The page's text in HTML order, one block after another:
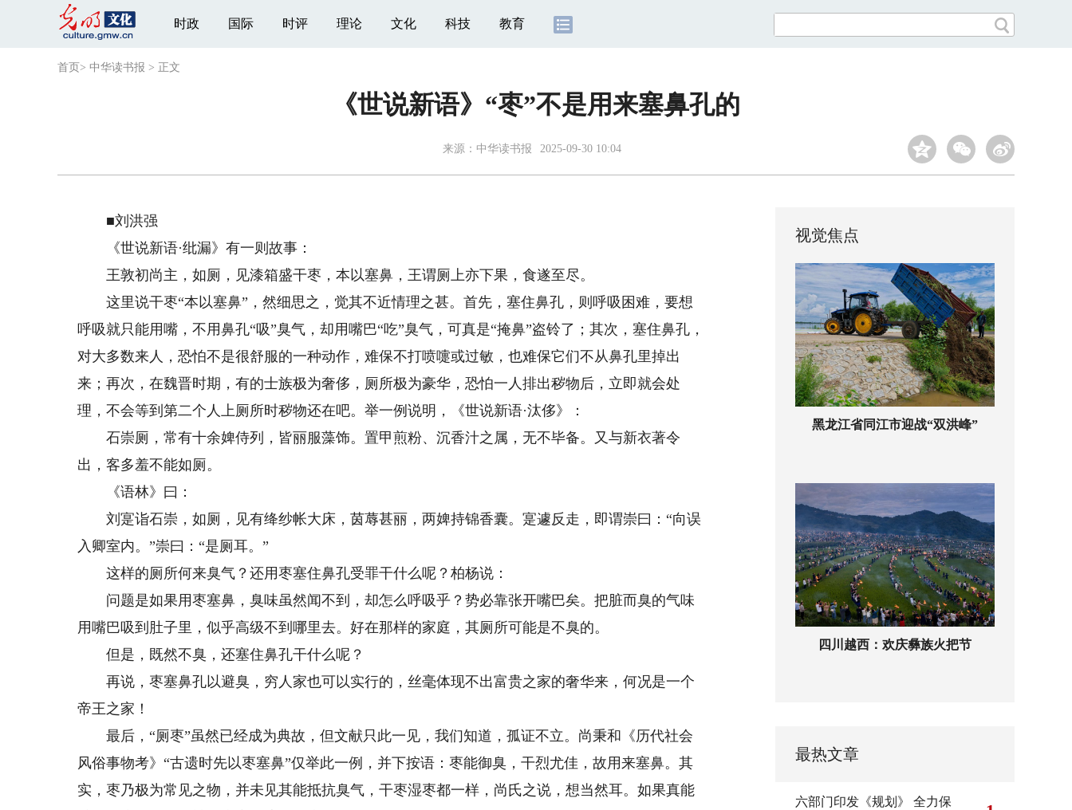
时政 国际 时评 理论 文化 科技 教育
首页 > 中华读书报 > 正文
《世说新语》“枣”不是用来塞鼻孔的
来源： 中华读书报 2025-09-30 10:04
■刘洪强
《世说新语·纰漏》有一则故事：
王敦初尚主，如厕，见漆箱盛干枣，本以塞鼻，王谓厕上亦下果，食遂至尽。
这里说干枣“本以塞鼻”，然细思之，觉其不近情理之甚。首先，塞住鼻孔，则呼吸困难，要想
呼吸就只能用嘴，不用鼻孔“吸”臭气，却用嘴巴“吃”臭气，可真是“掩鼻”盗铃了；其次，塞住鼻孔，
对大多数来人，恐怕不是很舒服的一种动作，难保不打喷嚏或过敏，也难保它们不从鼻孔里掉出
来；再次，在魏晋时期，有的士族极为奢侈，厕所极为豪华，恐怕一人排出秽物后，立即就会处
理，不会等到第二个人上厕所时秽物还在吧。举一例说明，《世说新语·汰侈》：
石崇厕，常有十余婢侍列，皆丽服藻饰。置甲煎粉、沉香汁之属，无不毕备。又与新衣著令
出，客多羞不能如厕。
《语林》曰：
刘寔诣石崇，如厕，见有绛纱帐大床，茵蓐甚丽，两婢持锦香囊。寔遽反走，即谓崇曰：“向误
入卿室内。”崇曰：“是厕耳。”
这样的厕所何来臭气？还用枣塞住鼻孔受罪干什么呢？柏杨说：
问题是如果用枣塞鼻，臭味虽然闻不到，却怎么呼吸乎？势必靠张开嘴巴矣。把脏而臭的气味
用嘴巴吸到肚子里，似乎高级不到哪里去。好在那样的家庭，其厕所可能是不臭的。
但是，既然不臭，还塞住鼻孔干什么呢？
再说，枣塞鼻孔以避臭，穷人家也可以实行的，丝毫体现不出富贵之家的奢华来，何况是一个
帝王之家！
最后，“厕枣”虽然已经成为典故，但文献只此一见，我们知道，孤证不立。尚秉和《历代社会
风俗事物考》“古遗时先以枣塞鼻”仅举此一例，并下按语：枣能御臭，干烈尤佳，故用来塞鼻。其
实，枣乃极为常见之物，并未见其能抵抗臭气，干枣湿枣都一样，尚氏之说，想当然耳。如果真能
视觉焦点
黑龙江省同江市迎战“双洪峰”
四川越西：欢庆彝族火把节
最热文章
六部门印发《规划》 全力保